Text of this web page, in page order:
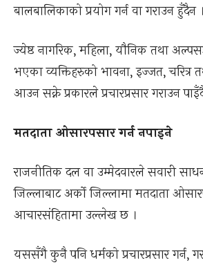
बालबालिकाको प्रयोग गर्न वा गराउन हुँदैन ।
ज्येष्ठ नागरिक, महिला, यौनिक तथा
भएका व्यक्तिहरुको भावना, इज्जत, चरित्र
आउन सक्ने प्रकारले प्रचारप्रसार गराउन
मतदाता ओसारपसार गर्न नपाइने
राजनीतिक दल वा उम्मेदवारले सवारी
जिल्लाबाट अर्को जिल्लामा मतदाता
आचारसंहितामा उल्लेख छ ।
यससँगै कुनै पनि धर्मको प्रचारप्रसार गर्न,